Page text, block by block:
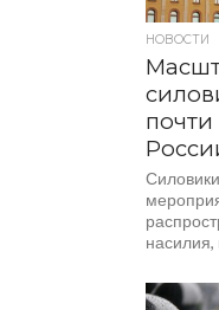
НОВОСТИ
почти
насилия,
ФСБ.